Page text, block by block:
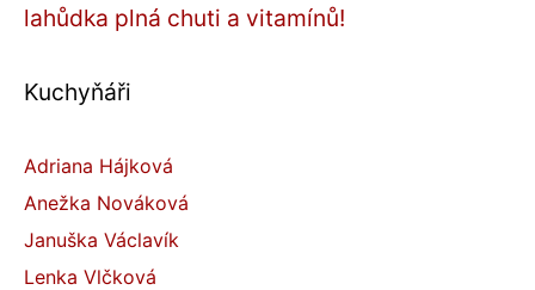
lahůdka plná chuti a vitamínů!
Kuchyňáři
Adriana Hájková
Anežka Nováková
Januška Václavík
Lenka Vlčková